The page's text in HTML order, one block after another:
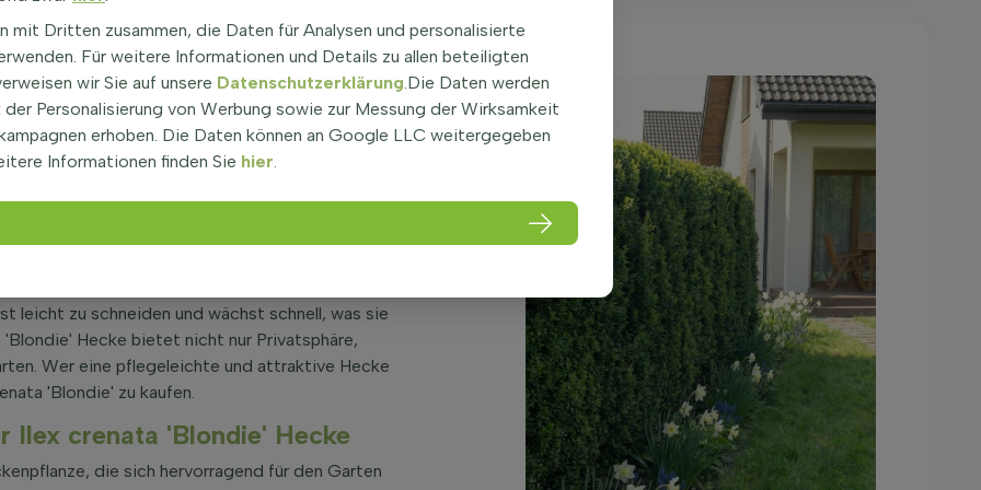
Crenata Blondie 60-80
Hecke im Garten. Diese Pflanze gehört zur Familie
Struktur. Der
aufweist, aber resistenter gegen
Schimmer, der dem Garten einen
leicht zu schneiden und wächst schnell, was sie
Hecke bietet nicht nur Privatsphäre,
Wer eine pflegeleichte und attraktive Hecke
'Blondie' zu kaufen.
Ilex crenata 'Blondie' Hecke
die sich hervorragend für den Garten
mit Dritten zusammen, die Daten für Analysen und personalisierte
Für weitere Informationen und Details zu allen beteiligten
wir Sie auf unsere Datenschutzerklärung.Die Daten werden
der Personalisierung von Werbung sowie zur Messung der Wirksamkeit
erhoben. Die Daten können an Google LLC weitergegeben
Informationen finden Sie hier.